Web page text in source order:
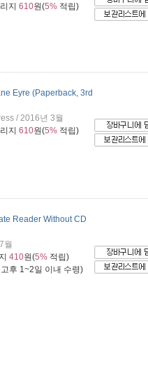
지 610원(5% 적립)
Eyre (Paperback, 3rd
/ 2016년 3월
지 610원(5% 적립)
Reader Without CD
월
410원(5% 적립)
후 1~2일 이내 수령)